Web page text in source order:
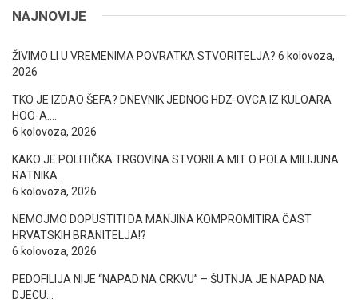
NAJNOVIJE
ŽIVIMO LI U VREMENIMA POVRATKA STVORITELJA? 6 kolovoza,
2026
TKO JE IZDAO ŠEFA? DNEVNIK JEDNOG HDZ-OVCA IZ KULOARA
HOO-A….
6 kolovoza, 2026
KAKO JE POLITIČKA TRGOVINA STVORILA MIT O POLA MILIJUNA
RATNIKA…
6 kolovoza, 2026
NEMOJMO DOPUSTITI DA MANJINA KOMPROMITIRA ČAST
HRVATSKIH BRANITELJA!?
6 kolovoza, 2026
PEDOFILIJA NIJE “NAPAD NA CRKVU” – ŠUTNJA JE NAPAD NA
DJECU…